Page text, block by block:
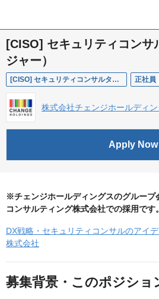
[CISO] セキュリティコンサ
ジャー）
[CISO] セキュリティコンサルタント（マネージャー） 正社員
株式会社チェンジホールディ
Apply Now
※チェンジホールディングスのグループ
コンサルティング株式会社での採用です。
DX戦略・セキュリティコンサルのアイ
株式会社
募集背景・このポジショ